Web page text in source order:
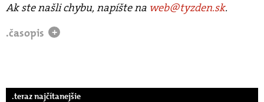
Ak ste našli chybu, napíšte na web@tyzden.sk.
.časopis
+
.teraz najčítanejšie